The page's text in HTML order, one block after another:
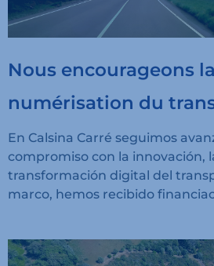
Nous encourageons la
numérisation du
En Calsina Carré seguimos
compromiso con la innovación,
transformación digital del
marco, hemos recibido